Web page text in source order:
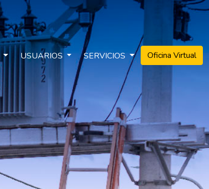
USUARIOS SERVICIOS Oficina Virtual